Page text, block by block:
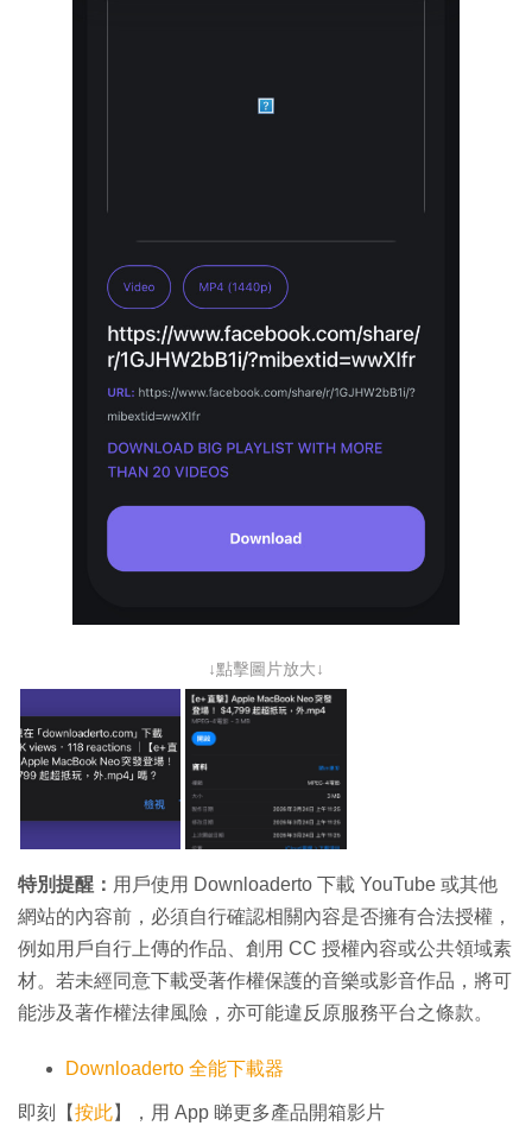
↓點擊圖片放大↓
特別提醒： 用戶使用 Downloaderto 下載 YouTube 或其他
網站的內容前，必須自行確認相關內容是否擁有合法授權，
例如用戶自行上傳的作品、創用 CC 授權內容或公共領域素
材。若未經同意下載受著作權保護的音樂或影音作品，將可
能涉及著作權法律風險，亦可能違反原服務平台之條款。
Downloaderto 全能下載器
即刻【按此】，用 App 睇更多產品開箱影片